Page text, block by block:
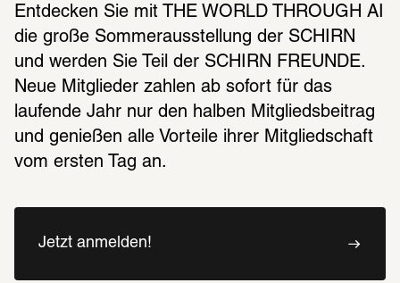
Entdecken Sie mit THE WORLD THROUGH AI
die große Sommerausstellung der SCHIRN
und werden Sie Teil der SCHIRN FREUNDE.
Neue Mitglieder zahlen ab sofort für das
laufende Jahr nur den halben Mitgliedsbeitrag
und genießen alle Vorteile ihrer Mitgliedschaft
vom ersten Tag an.
Jetzt anmelden!